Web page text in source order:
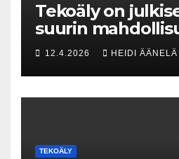
Tekoäly on
suurin
uhka, joka vaatii
tekoja
12.4.2026 HEIDI ÄÄNELÄ
TEKOÄLY